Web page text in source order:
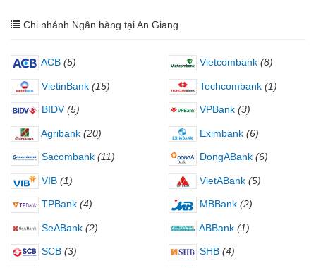
Chi nhánh Ngân hàng tại An Giang
ACB (5) Vietcombank (8)
VietinBank (15) Techcombank (1)
BIDV (5) VPBank (3)
Agribank (20) Eximbank (6)
Sacombank (11) DongABank (6)
VIB (1) VietABank (5)
TPBank (4) MBBank (2)
SeABank (2) ABBank (1)
SCB (3) SHB (4)